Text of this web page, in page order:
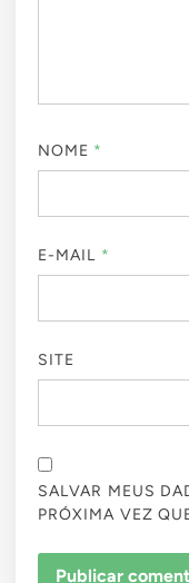
NOME *
E-MAIL *
SITE
SALVAR MEUS
PRÓXIMA VEZ